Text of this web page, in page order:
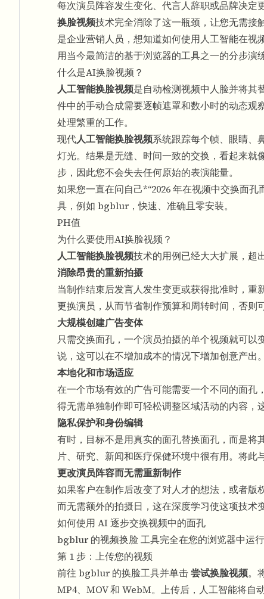
每次演员阵容发生变化、代言人辞职或品牌决定
换脸视频技术完全消除了这一瓶颈，让您无需接
是企业营销人员，想知道如何使用人工智能在
用当今最简洁的基于浏览器的工具之一的分步演练
什么是AI换脸视频？
人工智能换脸视频是自动检测视频中人脸并将其
件中的手​​动合成需要逐帧遮罩和数小时的动态
处理繁重的工作。
现代人工智能换脸视频系统跟踪每个帧、眼睛、
灯光。结果是无缝、时间一致的交换，看起来
步，因此您不会失去任何原始的表演能量。
如果您一直在问自己*“2026 年在视频中交换面
具，例如 bgblur，快速、准确且零安装。
PH值
为什么要使用AI换脸视频？
人工智能换脸视频技术的用例已经大大扩展，超
消除昂贵的重新拍摄
当制作结束后发言人发生变更或获得批准时，重
更换演员，从而节省制作预算和周转时间，否则
大规模创建广告变体
只需交换面孔，一个演员拍摄的单个视频就可
说，这可以在不增加成本的情况下增加创意产出
本地化和市场适应
在一个市场有效的广告可能需要一个不同的面孔
得无需单独制作即可轻松调整区域活动的内容，
隐私保护和身份编辑
有时，目标不是用真实的面孔替换面孔，而是
片、研究、新闻和医疗保健环境中很有用。将此
更改演员阵容而无需重新制作
如果客户在制作后改变了对人才的想法，或者版
而无需额外的拍摄日，这在深度学习使这项技术
如何使用 AI 逐步交换视频中的面孔
bgblur 的视频换脸 工具完全在您的浏览器中运
第 1 步：上传您的视频
前往 bgblur 的换脸工具并单击尝试换脸视频。
MP4、MOV 和 WebM。上传后，人工智能将自